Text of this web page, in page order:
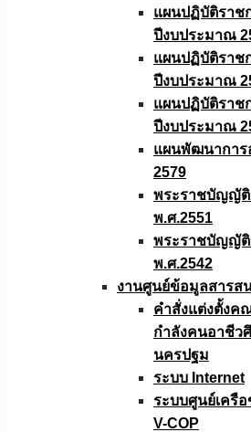
แผนปฏิบัติราช
ปีงบประมาณ
แผนปฏิบัติราช
ปีงบประมาณ
แผนปฏิบัติราช
ปีงบประมาณ
แผนพัฒนาการ
2579
พระราชบัญญัติ
พ.ศ.2551
พระราชบัญญัติ
พ.ศ.2542
งานศูนย์ข้อมูลสารส
คำสั่งแต่งตั้งค
กำลังคนอาชีว
นครปฐม
ระบบ Internet
ระบบศูนย์เครื
V-COP